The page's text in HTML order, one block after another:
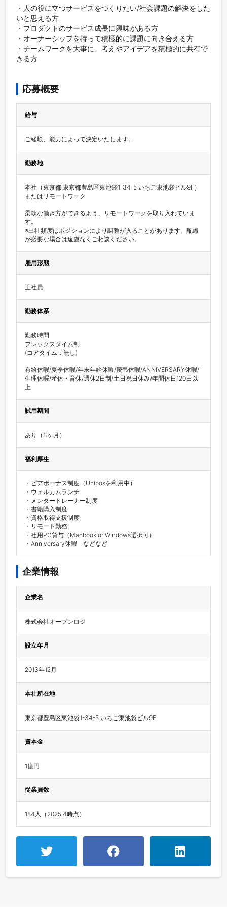
・人の役に立つサービスをつくりたい/社会課題の解決をした
いと思える方
・プロダクトのサービス成長に興味がある方
・オーナーシップを持って積極的に課題に向き合える方
・チームワークを大事に、考えやアイデアを積極的に共有で
きる方
応募概要
給与
ご経験、能力によって決定いたします。
勤務地
本社（東京都 東京都豊島区東池袋1-34-5 いちご東池袋ビル9F）
またはリモートワーク
柔軟な働き方ができるよう、リモートワークを取り入れていま
す。
※出社頻度はポジションにより調整が入ることがあります。配慮
が必要な場合は遠慮なくご相談ください。
雇用形態
正社員
勤務体系
勤務時間
フレックスタイム制
(コアタイム：無し)
有給休暇/夏季休暇/年末年始休暇/慶弔休暇/ANNIVERSARY休暇/
生理休暇/産休・育休/週休2日制/土日祝日休み/年間休日120日以
上
試用期間
あり（3ヶ月）
福利厚生
・ピアボーナス制度（Uniposを利用中）
・ウェルカムランチ
・メンタートレーナー制度
・書籍購入制度
・資格取得支援制度
・リモート勤務
・社用PC貸与（Macbook or Windows選択可）
・Anniversary休暇　などなど
企業情報
企業名
株式会社オープンロジ
設立年月
2013年12月
本社所在地
東京都豊島区東池袋1-34-5 いちご東池袋ビル9F
資本金
1億円
従業員数
184人（2025.4時点）